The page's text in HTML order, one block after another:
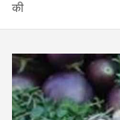
की